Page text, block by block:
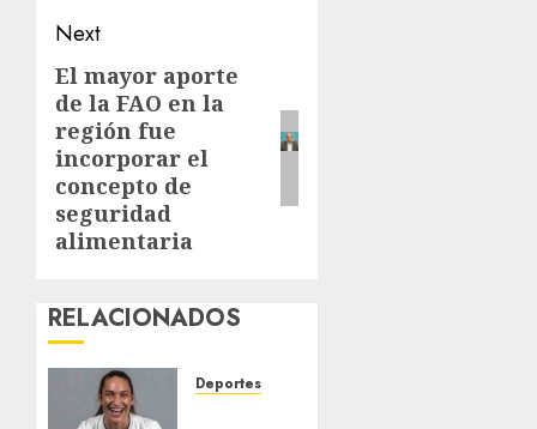
Next
Next
post:
El mayor aporte
de la FAO en la
región fue
incorporar el
concepto de
seguridad
alimentaria
RELACIONADOS
Deportes